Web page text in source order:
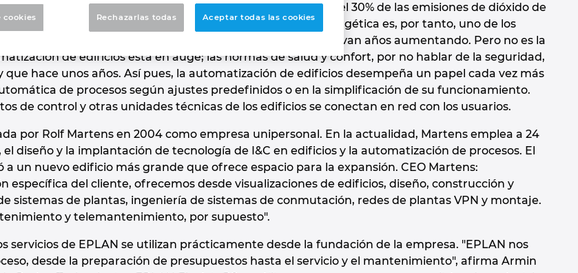
alrededor del 35% del consumo de energía y cerca del 30% de las emisiones de dióxido de
o los usos industriales. Reducir esta demanda energética es, por tanto, uno de los
del clima: los requisitos legales y reglamentarios llevan años aumentando. Pero no es la
de edificios está en auge; las normas de salud y confort, por no hablar de la seguridad,
hace unos años. Así pues, la automatización de edificios desempeña un papel cada vez más
de procesos según ajustes predefinidos o en la simplificación de su funcionamiento.
de control y otras unidades técnicas de los edificios se conectan en red con los usuarios.
por Rolf Martens en 2004 como empresa unipersonal. En la actualidad, Martens emplea a 24
diseño y la implantación de tecnología de I&C en edificios y la automatización de procesos. El
a un nuevo edificio más grande que ofrece espacio para la expansión. CEO Martens:
específica del cliente, ofrecemos desde visualizaciones de edificios, diseño, construcción y
sistemas de plantas, ingeniería de sistemas de conmutación, redes de plantas VPN y montaje.
y telemantenimiento, por supuesto".
servicios de EPLAN se utilizan prácticamente desde la fundación de la empresa. "EPLAN nos
desde la preparación de presupuestos hasta el servicio y el mantenimiento", afirma Armin
Rechazarlas todas Aceptar todas las cookies
cookies